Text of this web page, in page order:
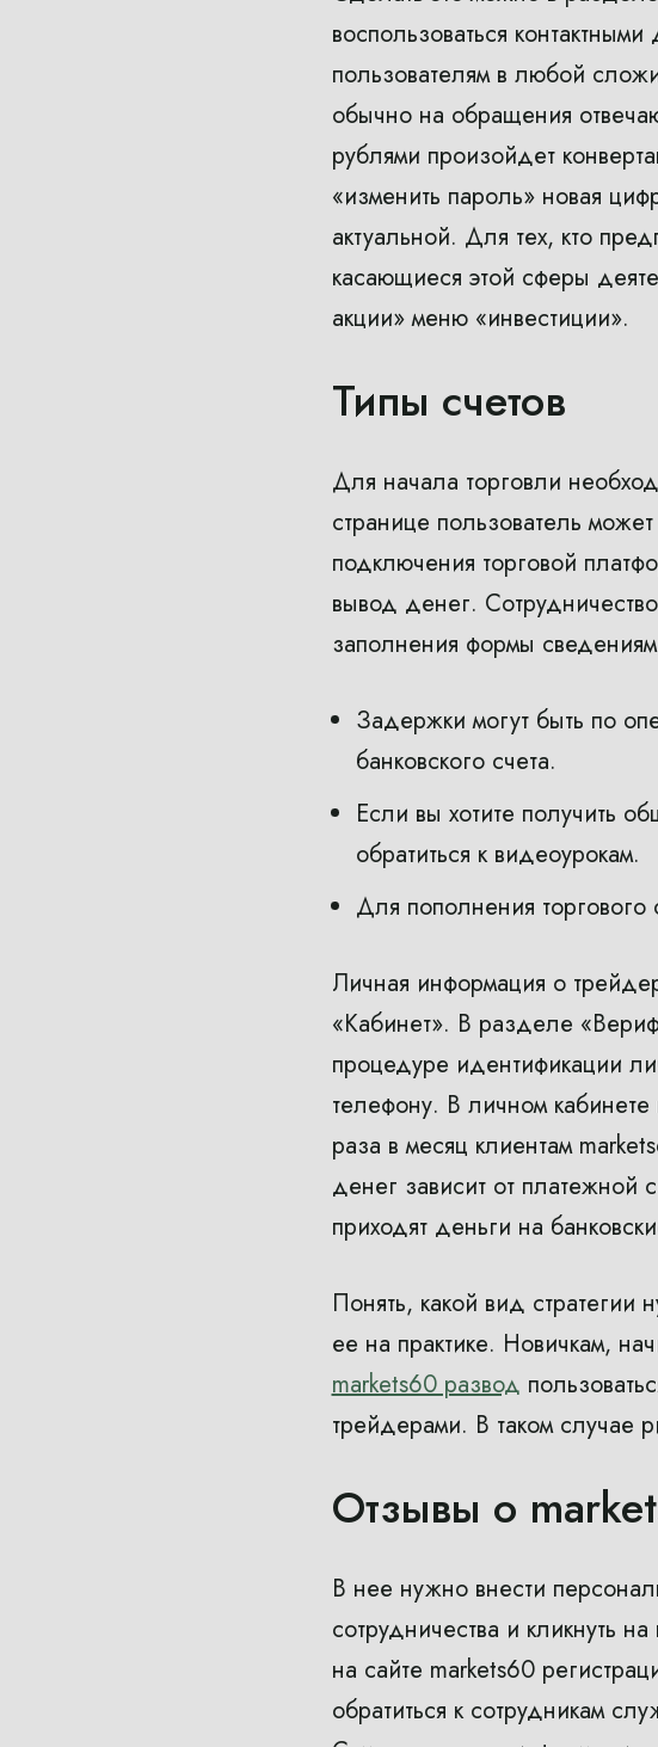
воспользоваться
пользователям в любой
обычно на обращения
рублями произойдет
«изменить пароль» новая
актуальной. Для тех, кто
касающиеся этой сферы
акции» меню «инвестиции».
Типы счетов
Для начала торговли
странице пользователь
подключения торговой
вывод денег.
заполнения формы
Задержки могут быть по
банковского счета.
Если вы хотите получить
обратиться к видеоурокам.
Для пополнения
Личная информация о
«Кабинет». В разделе
процедуре идентификации
телефону. В личном
раза в месяц клиентам
денег зависит от платежной
приходят деньги на
Понять, какой вид стратегии
ее на практике. Новичкам,
markets60 развод
трейдерами. В таком случае
Отзывы о
В нее нужно внести
сотрудничества и кликнуть
на сайте markets60
обратиться к сотрудникам